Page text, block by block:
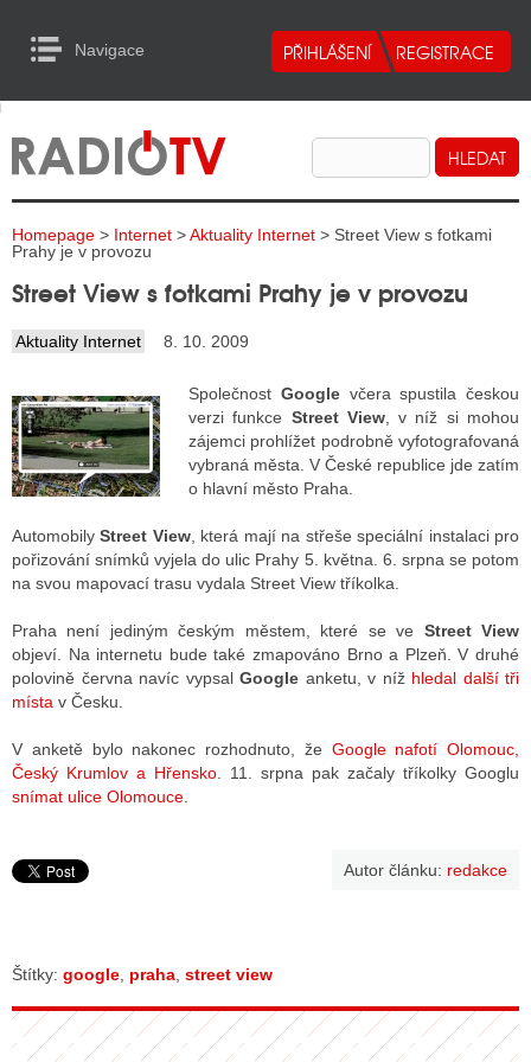
Navigace
RADIA
TELEVIZE
INTERNET
TISK
RÁDIÍ
RÁDIÍ
TELEVIZÍ
VYSÍLAČE
INTERNET
STRÁNKY RÁDIÍ
TISK
to Content
Homepage > Internet >Aktuality Internet > Street View s fotkami
Prahy je v provozu
Street View s fotkami Prahy je v provozu
Aktuality Internet 8. 10. 2009
Společnost Googlevčera spustila českou
verzi funkce Street View, v níž si mohou
zájemci prohlížet podrobně vyfotografovaná
vybraná města. V České republice jde zatím
o hlavní město Praha.
AutomobilyStreet View, která mají na střeše speciální instalaci pro
pořizování snímků vyjela do ulic Prahy 5. května. 6. srpna se potom
na svou mapovací trasu vydala Street View tříkolka.
Praha není jediným českým městem, které se ve Street View
objeví. Na internetu bude také zmapováno Brno a Plzeň. V druhé
polovině června navíc vypsal Google anketu, v níž hledal další tři
místa v Česku.
V anketě bylo nakonec rozhodnuto, že Google nafotí Olomouc,
Český Krumlov a Hřensko . 11. srpna pak začaly tříkolky Googlu
snímat ulice Olomouce
Autor článku: redakce
Štítky: google praha street view